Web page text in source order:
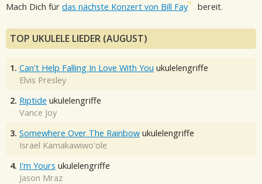
Mach Dich für das nächste Konzert von Bill Fay bereit.
TOP UKULELE LIEDER (AUGUST)
1. Can't Help Falling In Love With You ukulelengriffe
Elvis Presley
2. Riptide ukulelengriffe
Vance Joy
3. Somewhere Over The Rainbow ukulelengriffe
Israel Kamakawiwo'ole
4. I'm Yours ukulelengriffe
Jason Mraz